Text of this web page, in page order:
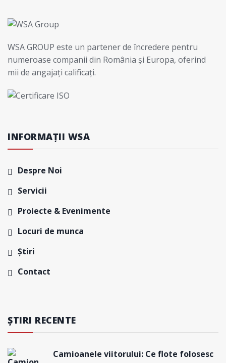
WSA GROUP este un partener de încredere pentru
numeroase companii din România și Europa, oferind
mii de angajați calificați.
INFORMAȚII WSA
Despre Noi
Servicii
Proiecte & Evenimente
Locuri de munca
Știri
Contact
ȘTIRI RECENTE
Camioanele viitorului: Ce flote folosesc